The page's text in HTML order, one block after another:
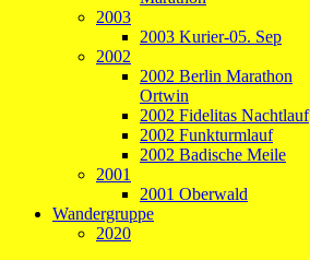
2003
2003 Kurier-05. Sep
2002
2002 Berlin Marathon
Ortwin
2002 Fidelitas Nachtlauf
2002 Funkturmlauf
2002 Badische Meile
2001
2001 Oberwald
Wandergruppe
2020